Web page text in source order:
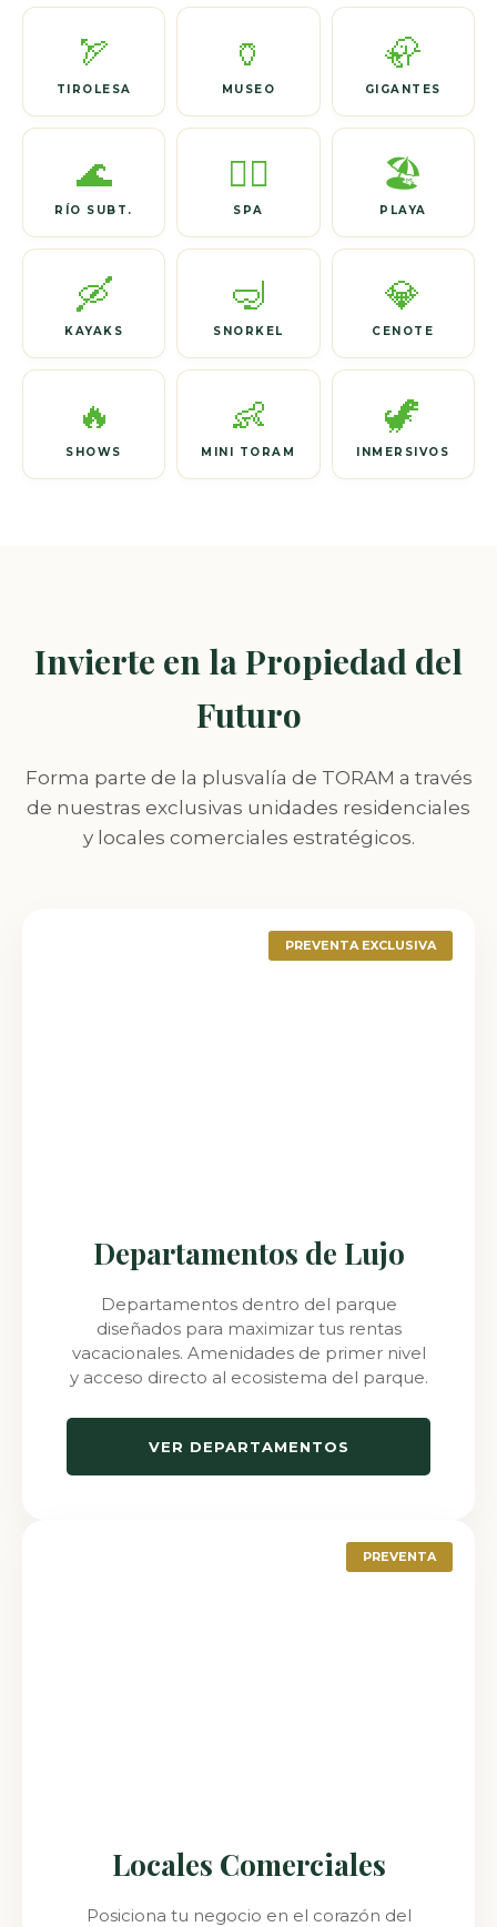
🏹
TIROLESA
🏺
MUSEO
🦣
GIGANTES
🌊
RÍO SUBT.
🧖‍♀️
SPA
🏖️
PLAYA
🛶
KAYAKS
🤿
SNORKEL
💎
CENOTE
🔥
SHOWS
👶
MINI TORAM
🦖
INMERSIVOS
Invierte en la Propiedad del
Futuro
Forma parte de la plusvalía de TORAM a través
de nuestras exclusivas unidades residenciales
y locales comerciales estratégicos.
PREVENTA EXCLUSIVA
Departamentos de Lujo
Departamentos dentro del parque
diseñados para maximizar tus rentas
vacacionales. Amenidades de primer nivel
y acceso directo al ecosistema del parque.
VER DEPARTAMENTOS
PREVENTA
Locales Comerciales
Posiciona tu negocio en el corazón del